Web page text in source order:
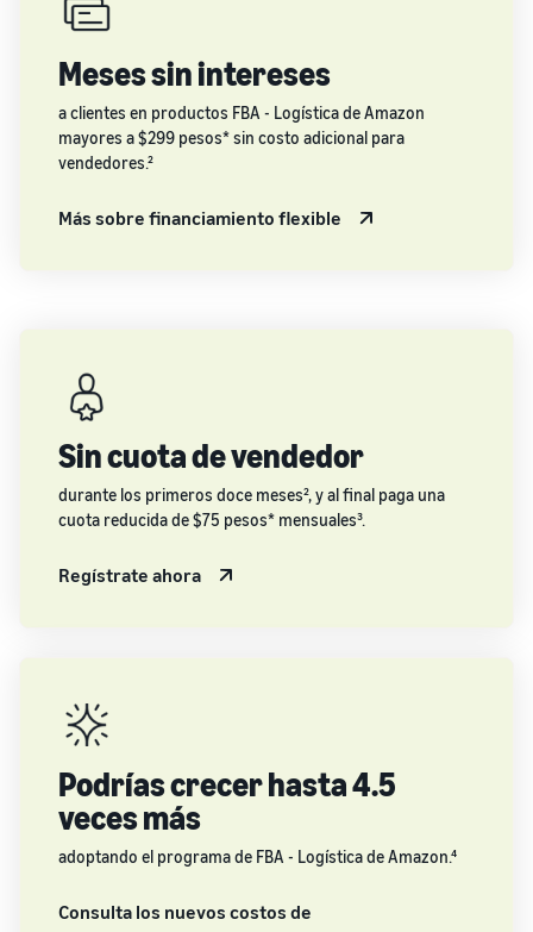
Meses sin intereses
a clientes en productos FBA - Logística de Amazon
mayores a $299 pesos* sin costo adicional para
vendedores.²
Más sobre financiamiento flexible
Sin cuota de vendedor
durante los primeros doce meses², y al final paga una
cuota reducida de $75 pesos* mensuales³.
Regístrate ahora
Podrías crecer hasta 4.5
veces más
adoptando el programa de FBA - Logística de Amazon.⁴
Consulta los nuevos costos de